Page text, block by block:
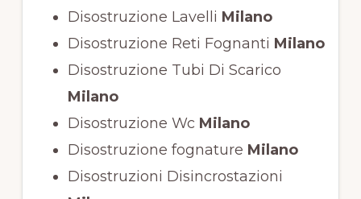
Disostruzione Lavelli Milano
Disostruzione Reti Fognanti Milano
Disostruzione Tubi Di Scarico
Milano
Disostruzione Wc Milano
Disostruzione fognature Milano
Disostruzioni Disincrostazioni